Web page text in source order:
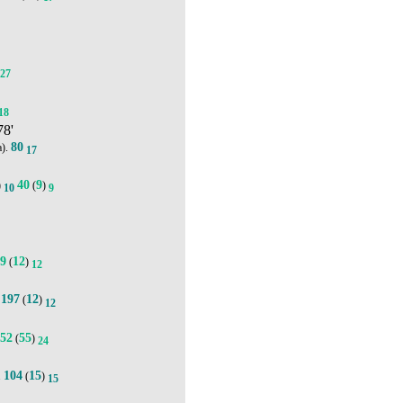
27
18
80 17
10 40 (9) 9
(12) 12
197(12) 12
(55) 24
104(15) 15